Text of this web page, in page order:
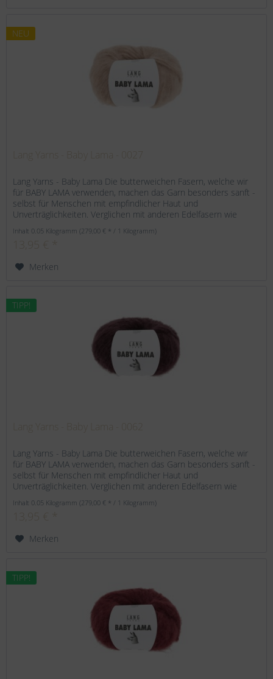
NEU
Lang Yarns - Baby Lama Die butterweichen Fasern, welche wir
für BABY LAMA verwenden, machen das Garn besonders sanft -
selbst für Menschen mit empfindlicher Haut und
Unverträglichkeiten. Verglichen mit anderen Edelfasern wie
Inhalt 0.05 Kilogramm(279,00 € * / 1 Kilogramm)
Merken
TIPP!
Lang Yarns - Baby Lama Die butterweichen Fasern, welche wir
für BABY LAMA verwenden, machen das Garn besonders sanft -
selbst für Menschen mit empfindlicher Haut und
Unverträglichkeiten. Verglichen mit anderen Edelfasern wie
Inhalt 0.05 Kilogramm(279,00 € * / 1 Kilogramm)
Merken
TIPP!